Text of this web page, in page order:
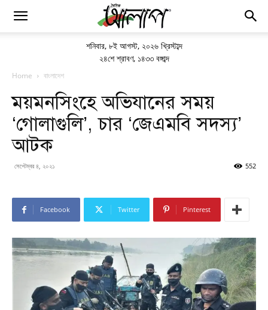
শনিবার, ৮ই আগস্ট, ২০২৬ খ্রিস্টাব্দ
২৪শে শ্রাবণ, ১৪৩৩ বঙ্গাব্দ
Home বাংলাদেশ
ময়মনসিংহে অভিযানের সময়
‘গোলাগুলি’, চার ‘জেএমবি সদস্য’
আটক
সেপ্টেম্বর ৪, ২০২১ 552
Facebook Twitter Pinterest